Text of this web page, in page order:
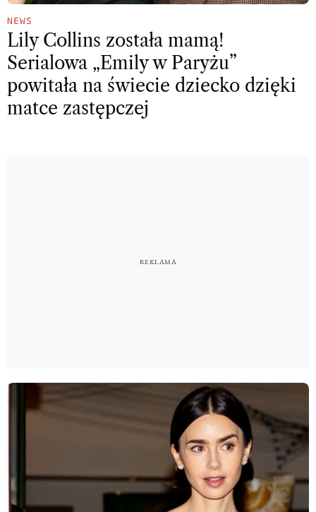
NEWS
Lily Collins została mamą!
Serialowa „Emily w Paryżu”
powitała na świecie dziecko dzięki
matce zastępczej